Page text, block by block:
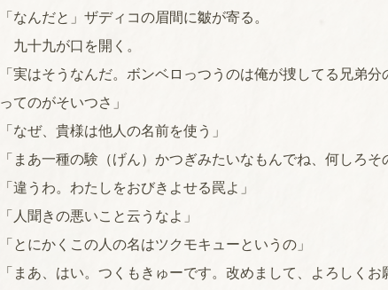
「なんだと」ザディコの眉間に皺が寄る。
九十九が口を開く。
「実はそうなんだ。ボンベロっつうのは俺が捜してる兄弟
ってのがそいつさ」
「なぜ、貴様は他人の名前を使う」
「まあ一種の験（げん）かつぎみたいなもんでね、何しろ
「違うわ。わたしをおびきよせる罠よ」
「人聞きの悪いこと云うなよ」
「とにかくこの人の名はツクモキューというの」
「まあ、はい。つくもきゅーです。改めまして、よろしくお